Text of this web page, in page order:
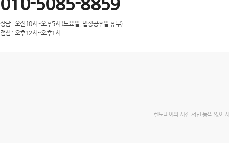
상담 : 오전10시~오후5시 (토요일, 법정공휴일 휴무)
점심 : 오후12시~오후1시
렌토피아의 사전 서면 동의 없이